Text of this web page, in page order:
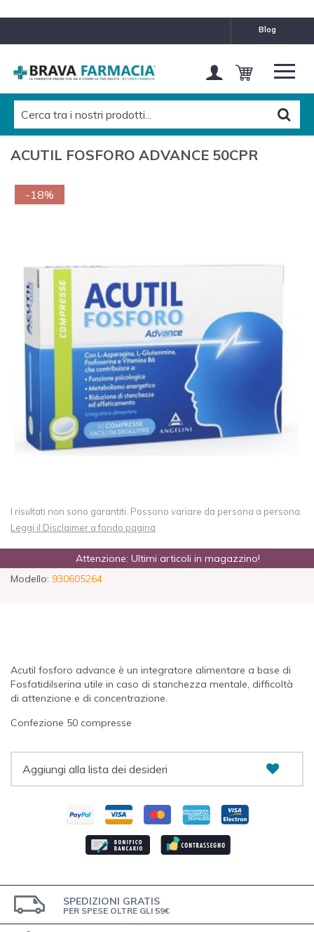
blog
ACUTIL FOSFORO ADVANCE 50CPR
-18%
I risultati non sono garantiti. Possono variare da persona a persona.
Leggi il Disclaimer a fondo pagina
Attenzione: Ultimi articoli in magazzino!
Modello: 930605264
Acutil fosforo advance è un integratore alimentare a base di
Fosfatidilserina utile in caso di stanchezza mentale, difficoltà
di attenzione e di concentrazione.
Confezione 50 compresse
Aggiungi alla lista dei desideri
SPEDIZIONI GRATIS
PER SPESE OLTRE GLI 59€